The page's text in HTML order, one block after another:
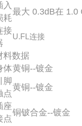
入
耗
最大 0.3dB在 1.0
接
U.FL连接
料数据
体黄铜--镀金
脚
点
黄铜--镀金
座
点
铜铍合金--镀金